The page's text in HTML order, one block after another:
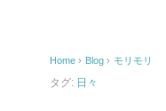
o
o
Home › Blog › モリモリ
タグ: 日々